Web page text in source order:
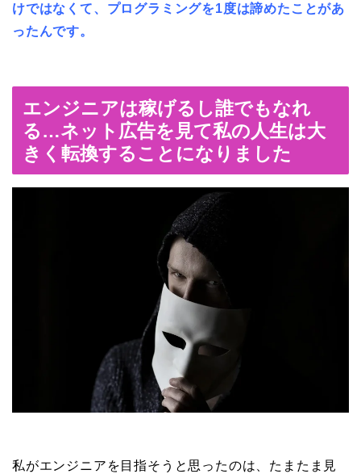
けではなくて、プログラミングを1度は諦めたことがあ
ったんです。
エンジニアは稼げるし誰でもなれ
る…ネット広告を見て私の人生は大
きく転換することになりました
私がエンジニアを目指そうと思ったのは、たまたま見